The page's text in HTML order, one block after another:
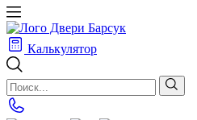
Калькулятор